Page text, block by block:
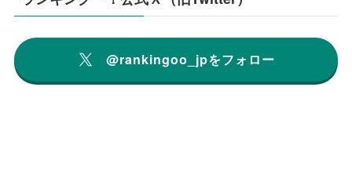
@rankingoo_jpをフォロー